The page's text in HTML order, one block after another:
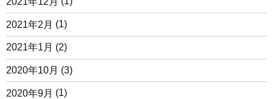
2021年2月 (1)
2021年1月 (2)
2020年10月 (3)
2020年9月 (1)